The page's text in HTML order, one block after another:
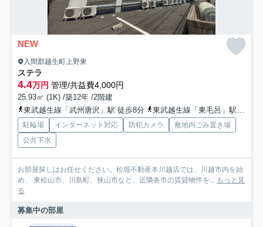
NEW
入間郡越生町上野東
ステラ
4.4万円 管理/共益費4,000円
25.93㎡ (1K) /築12年 /2階建
東武越生線「武州唐沢」駅 徒歩8分
東武越生線「東毛呂」駅 徒歩16分
駐輪場 インターネット対応 防犯カメラ
敷地内ごみ置き場
公共下水
お部屋探しはお任せください。松堀不動産本川越店では、川越市内を始
め、 東松山市、川島町、狭山市など、近隣各市の賃貸物件を... もっと見
る
募集中の部屋